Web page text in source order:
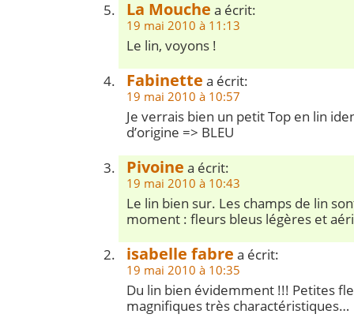
La Mouche a écrit:
19 mai 2010 à 11:13
Le lin, voyons !
Fabinette a écrit:
19 mai 2010 à 10:57
Je verrais bien un petit Top en lin
d’origine => BLEU
Pivoine a écrit:
19 mai 2010 à 10:43
Le lin bien sur. Les champs de lin
moment : fleurs bleus légères et
isabelle fabre a écrit:
19 mai 2010 à 10:35
Du lin bien évidemment !!! Petites
magnifiques très charactéristiques…